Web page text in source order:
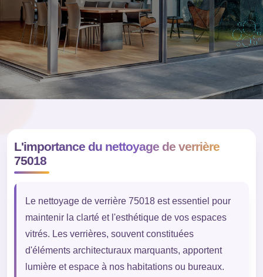
L'importance du nettoyage de verrière
75018
Le nettoyage de verrière 75018 est essentiel pour
maintenir la clarté et l'esthétique de vos espaces
vitrés. Les verrières, souvent constituées
d'éléments architecturaux marquants, apportent
lumière et espace à nos habitations ou bureaux.